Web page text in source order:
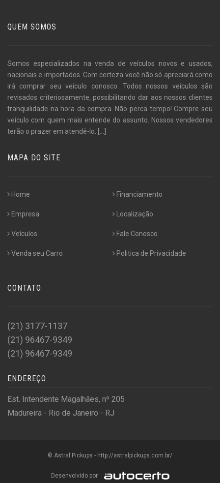
QUEM SOMOS
Somos especializados na venda de veículos novos e usados,
nacionais e importados. Com certeza você não só apreciará como
irá comprar seu veículo conosco. Todos nossos veículos são
revisados criteriosamente, possibilitando dar aos nossos clientes
tranquilidade na hora da compra. Não perca tempo! Compre seu
veículo com quem mais entende do assunto. Nossos vendedores
terão o prazer em atendê-lo. [...]
MAPA DO SITE
Home
Empresa
Veículos
Venda seu Carro
Financiamento
Localização
Fale Conosco
Politica de Privacidade
CONTATO
(21) 3177-1137
(21) 96467-9349
(21) 96467-9349
ENDEREÇO
Est. Intendente Magalhães, nº 205
Madureira - Rio de Janeiro - RJ
© Astral Pickups - http://astralpickups.com.br/
Desenvolvido por